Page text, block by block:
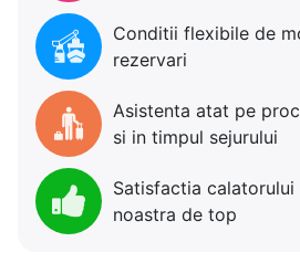
Conditii flexibile de
rezervari
Asistenta atat pe
si in timpul sejurului
Satisfactia
noastra de top